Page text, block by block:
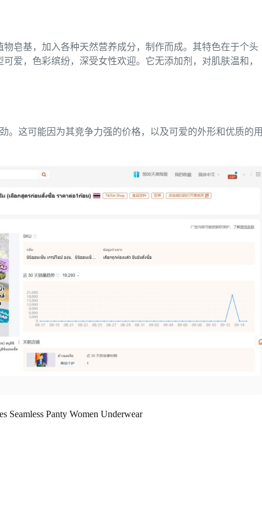
皂基，加入各种天然营养成分，制作而成。其特色在于个头
爱，色彩缤纷，深受女性欢迎。它无添加剂，对肌肤温和，
。这可能因为其竞争力强的价格，以及可爱的外形和优质的用
Seamless Panty Women Underwear